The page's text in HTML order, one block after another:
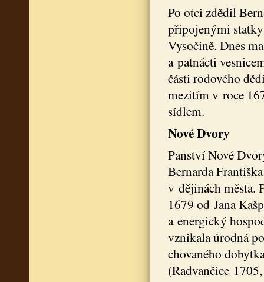
Po otci zdědil
připojenými
Vysočině. Dnes
a patnácti
části rodového
mezitím v roce
sídlem.
Nové Dvory
Panství Nové
Bernarda
v dějinách města.
1679 od Jana
a energický
vznikala úrodná
chovaného
(Radvančice